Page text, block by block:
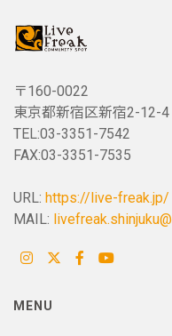
〒160-0022
東京都新宿区新宿2-12-
TEL:03-3351-7542
FAX:03-3351-7535
URL: https://live-freak.jp/
MAIL:
MENU